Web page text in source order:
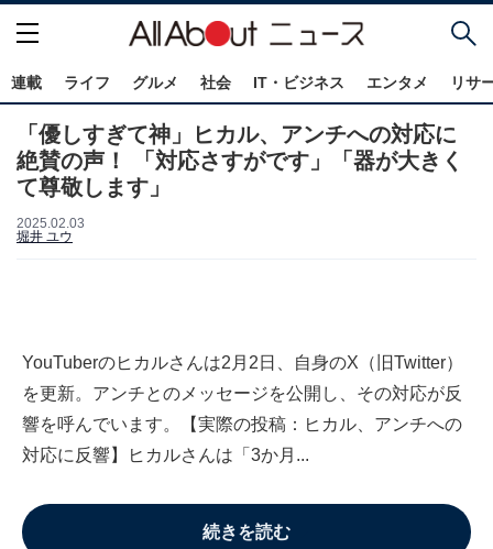
連載 ライフ グルメ 社会 IT・ビジネス エンタメ リサ
「優しすぎて神」ヒカル、アンチへの対応に
絶賛の声！ 「対応さすがです」「器が大きく
て尊敬します」
2025.02.03
堀井 ユウ
YouTuberのヒカルさんは2月2日、自身のX（旧Twitter）
を更新。アンチとのメッセージを公開し、その対応が反
響を呼んでいます。【実際の投稿：ヒカル、アンチへの
対応に反響】ヒカルさんは「3か月...
続きを読む